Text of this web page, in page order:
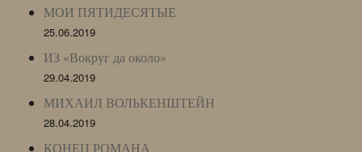
МОИ ПЯТИДЕСЯТЫЕ
25.06.2019
ИЗ «Вокруг да около»
29.04.2019
МИХАИЛ ВОЛЬКЕНШТЕЙН
28.04.2019
КОНЕЦ РОМАНА